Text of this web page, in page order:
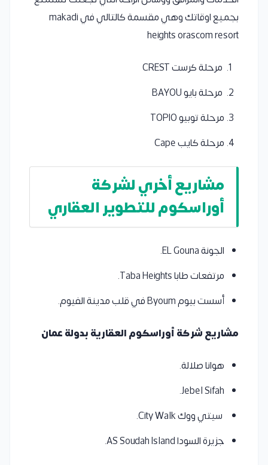
بجميع اوقاتك وهي مقسمة كالتالي في makadi
heights orascom resort
مرحلة كرست CREST
مرحلة بايو BAYOU
مرحلة توبيو TOPIO
مرحلة كايب Cape
مشاريع أخري لشركة
أوراسكوم للتطوير العقاري
الجونة EL Gouna.
مرتفعات طابا Taba Heights.
أسست بيوم Byoum في قلب مدينة الفيوم.
مشاريع شركة أوراسكوم العقارية بدولة عمان
هوانا صلالة.
Jebel Sifah.
سيتي ووك City Walk.
جزيرة السودا AS Soudah Island.